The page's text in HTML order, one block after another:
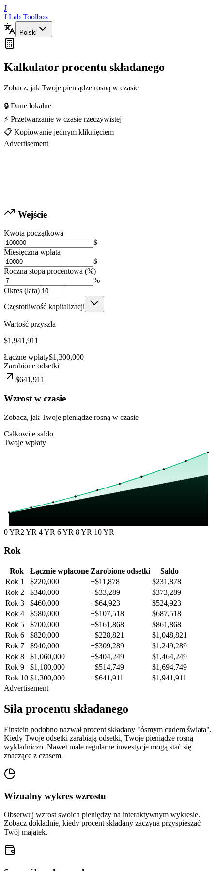
J
J Lab Toolbox
Polski
Kalkulator procentu składanego
Zobacz, jak Twoje pieniądze rosną w czasie
🔒 Dane lokalne
⚡ Przetwarzanie w czasie rzeczywistej
📋 Kopiowanie jednym kliknięciem
Advertisement
Wejście
Kwota początkowa
$
Miesięczna wpłata
$
Roczna stopa procentowa (%)
%
Okres (lata)
Częstotliwość kapitalizacji
Wartość przyszła
$1,941,911
Łączne wpłaty$1,300,000
Zarobione odsetki
$641,911
Wzrost w czasie
Zobacz, jak Twoje pieniądze rosną w czasie
Całkowite saldo
Twoje wpłaty
0 YR2 YR 4 YR 6 YR 8 YR 10 YR
Rok
Rok Łącznie wpłacone Zarobione odsetki
Saldo
Rok 1
$220,000 +$11,878
$231,878
Rok 2
$340,000 +$33,289
$373,289
Rok 3
$460,000 +$64,923
$524,923
Rok 4
$580,000 +$107,518
$687,518
Rok 5
$700,000 +$161,868
$861,868
Rok 6
$820,000 +$228,821
$1,048,821
Rok 7
$940,000 +$309,289
$1,249,289
Rok 8
$1,060,000 +$404,249
$1,464,249
Rok 9
$1,180,000 +$514,749
$1,694,749
Rok 10 $1,300,000 +$641,911
$1,941,911
Advertisement
Siła procentu składanego
Einstein podobno nazwał procent składany "ósmym cudem świata".
Kiedy Twoje odsetki zarabiają odsetki, Twoje pieniądze rosną
wykładniczo. Nawet małe regularne inwestycje mogą stać się
znaczące z czasem.
Wizualny wykres wzrostu
Obserwuj wzrost swoich pieniędzy na interaktywnym wykresie.
Zobacz dokładnie, kiedy procent składany zaczyna przyspieszać
Twój majątek.